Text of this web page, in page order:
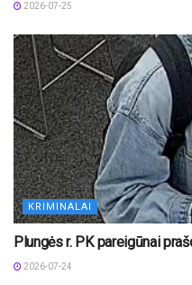
2026-07-25
KRIMINALAI
Plungės r. PK pareigūnai
2026-07-24